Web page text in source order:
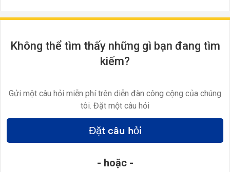
Không thể tìm thấy những gì bạn đang tìm
kiếm?
Gửi một câu hỏi miễn phí trên diễn đàn công cộng của chúng
tôi. Đặt một câu hỏi
Đặt câu hỏi
- hoặc -